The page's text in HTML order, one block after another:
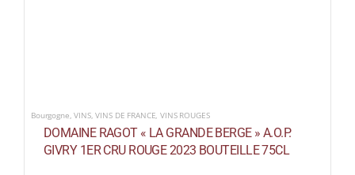
Bourgogne,VINS,VINS DE FRANCE,VINS ROUGES
DOMAINE RAGOT « LA GRANDE BERGE » A.O.P.
GIVRY 1ER CRU ROUGE 2023 BOUTEILLE 75CL